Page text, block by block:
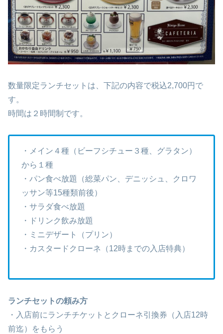
数量限定ランチセットは、下記の内容で税込2,700円で
す。
時間は２時間制です。
・メイン４種（ビーフシチュー３種、グラタン）
から１種
・パン食べ放題（総菜パン、デニッシュ、クロワ
ッサン等15種類前後）
・サラダ食べ放題
・ドリンク飲み放題
・ミニデザート（プリン）
・カスタードクローネ（12時までの入店特典）
ランチセットの頼み方
・入店前にランチチケットとクローネ引換券（入店12時
前迄）をもらう